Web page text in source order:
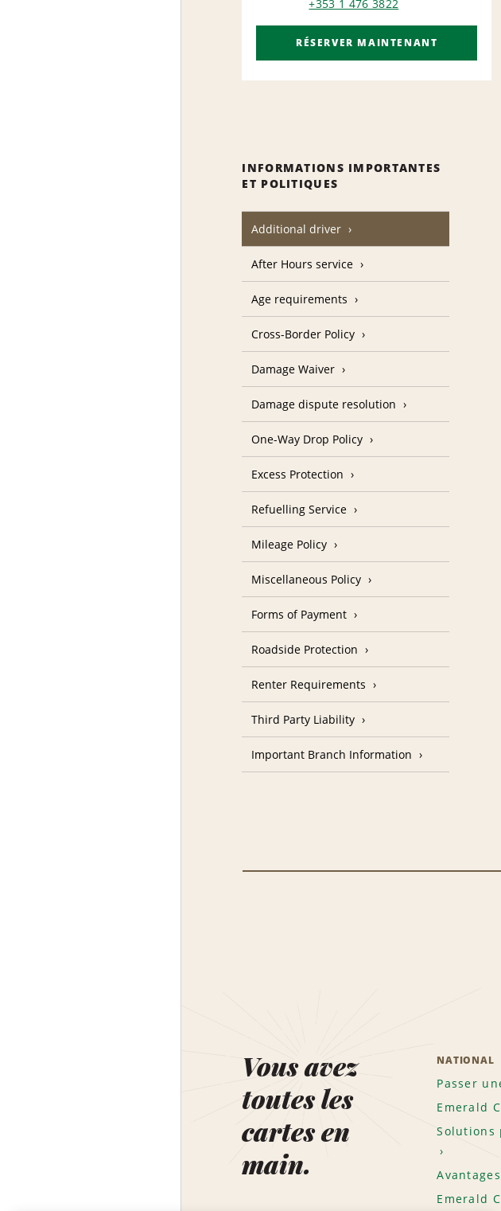
+353 1 476 3822
RÉSERVER MAINTENANT
INFORMATIONS IMPORTANTES
ET POLITIQUES
Additional driver
After Hours service
Age requirements
Cross-Border Policy
Damage Waiver
Damage dispute resolution
One-Way Drop Policy
Excess Protection
Refuelling Service
Mileage Policy
Miscellaneous Policy
Forms of Payment
Roadside Protection
Renter Requirements
Third Party Liability
Important Branch Information
Vous avez
toutes les
cartes en
main.
NATIONAL
Passer
Emerald
Solutions
Emerald